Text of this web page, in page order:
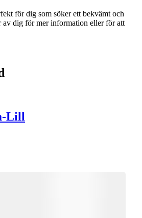
för dig som söker ett bekvämt och
av dig för mer information eller för att
Lill